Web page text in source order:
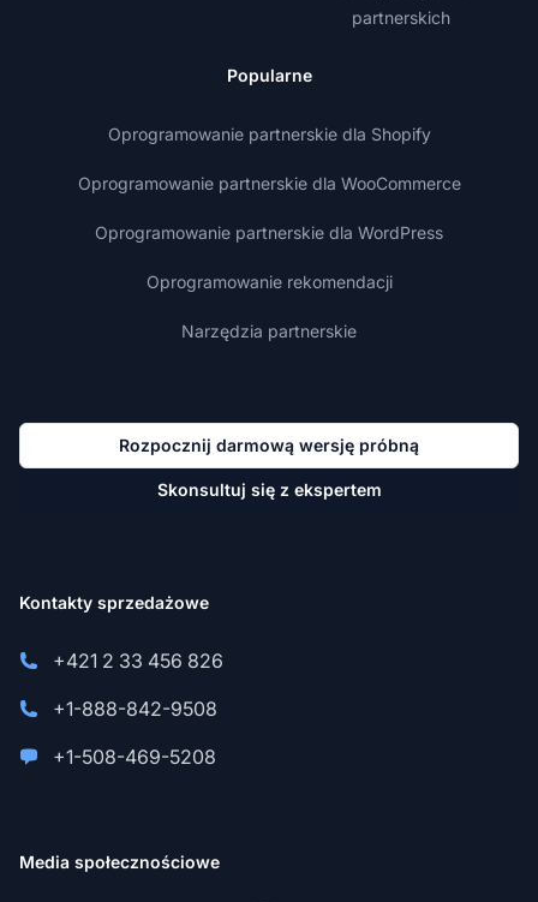
partnerskich
Popularne
Oprogramowanie partnerskie dla Shopify
Oprogramowanie partnerskie dla WooCommerce
Oprogramowanie partnerskie dla WordPress
Oprogramowanie rekomendacji
Narzędzia partnerskie
Rozpocznij darmową wersję próbną
Skonsultuj się z ekspertem
Kontakty sprzedażowe
+421 2 33 456 826
+1-888-842-9508
+1-508-469-5208
Media społecznościowe